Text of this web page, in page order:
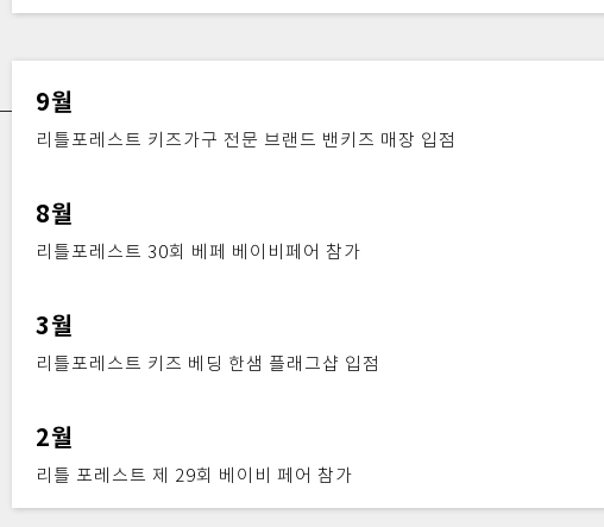
9월
리틀포레스트 키즈가구 전문 브랜드 밴키즈 매장 입점
8월
리틀포레스트 30회 베페 베이비페어 참가
3월
리틀포레스트 키즈 베딩 한샘 플래그샵 입점
2월
리틀 포레스트 제 29회 베이비 페어 참가